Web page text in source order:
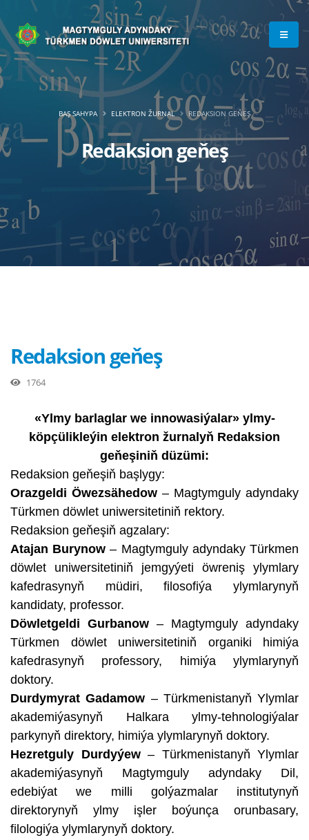
Redaksion geňeş
BAŞ SAHYPA ELEKTRON ŽURNAL REDAKSION GEŇEŞ
Redaksion geňeş
1764
«Ylmy barlaglar we innowasiýalar» ylmy-
köpçülikleýin elektron žurnalyň Redaksion
geňeşiniň düzümi:
Redaksion geňeşiň başlygy:
Orazgeldi Öwezsähedow – Magtymguly adyndaky
Türkmen döwlet uniwersitetiniň rektory.
Redaksion geňeşiň agzalary:
Atajan Burynow – Magtymguly adyndaky Türkmen
döwlet uniwersitetiniň jemgyýeti öwreniş ylymlary
kafedrasynyň müdiri, filosofiýa ylymlarynyň
kandidaty, professor.
Döwletgeldi Gurbanow – Magtymguly adyndaky
Türkmen döwlet uniwersitetiniň organiki himiýa
kafedrasynyň professory, himiýa ylymlarynyň
doktory.
Durdymyrat Gadamow – Türkmenistanyň Ylymlar
akademiýasynyň Halkara ylmy-tehnologiýalar
parkynyň direktory, himiýa ylymlarynyň doktory.
Hezretguly Durdyýew– Türkmenistanyň Ylymlar
akademiýasynyň Magtymguly adyndaky Dil,
edebiýat we milli golýazmalar institutynyň
direktorynyň ylmy işler boýunça orunbasary,
filologiýa ylymlarynyň doktory.